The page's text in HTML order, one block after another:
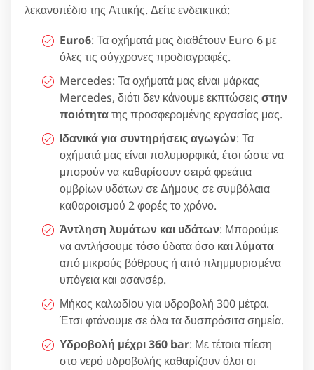
λεκανοπέδιο της Αττικής. Δείτε ενδεικτικά:
Euro6: Τα οχήματά μας διαθέτουν Euro 6 με
όλες τις σύγχρονες προδιαγραφές.
Mercedes: Τα οχήματά μας είναι μάρκας
Mercedes, διότι δεν κάνουμε εκπτώσεις στην
ποιότητατης προσφερομένης εργασίας μας.
Ιδανικά για συντηρήσεις αγωγών: Τα
οχήματά μας είναι πολυμορφικά, έτσι ώστε να
μπορούν να καθαρίσουν σειρά φρεάτια
ομβρίων υδάτων σε Δήμους σε συμβόλαια
καθαροισμού 2 φορές το χρόνο.
Άντληση λυμάτων και υδάτων: Μπορούμε
να αντλήσουμε τόσο ύδατα όσο και λύματα
από μικρούς βόθρους ή από πλημμυρισμένα
υπόγεια και ασανσέρ.
Μήκος καλωδίου για υδροβολή 300 μέτρα.
Έτσι φτάνουμε σε όλα τα δυσπρόσιτα σημεία.
Υδροβολή μέχρι 360 bar: Με τέτοια πίεση
στο νερό υδροβολής καθαρίζουν όλοι οι